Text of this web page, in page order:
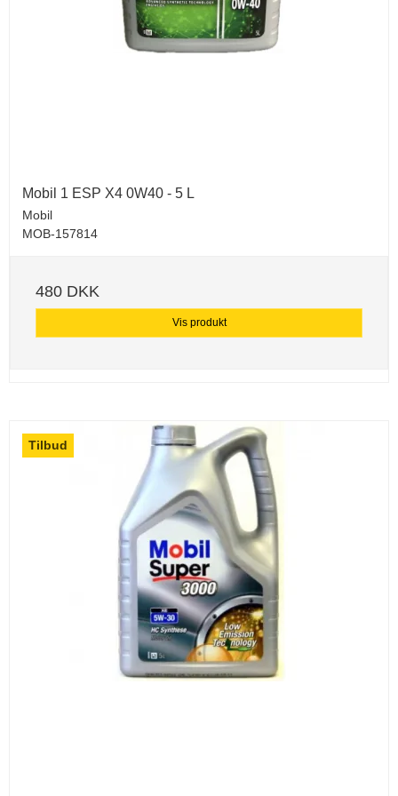
Mobil 1 ESP X4 0W40 - 5 L
Mobil
MOB-157814
480 DKK
Vis produkt
Tilbud